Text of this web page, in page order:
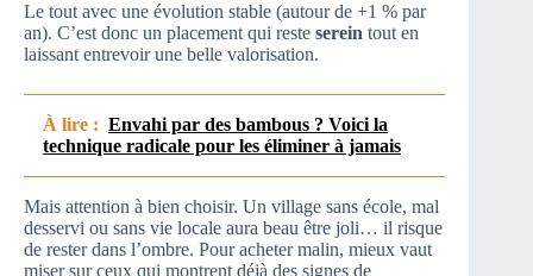
Le tout avec une évolution stable (autour de +1 % par
an). C’est donc un placement qui reste serein tout en
laissant entrevoir une belle valorisation.
À lire : Envahi par des bambous ? Voici la
technique radicale pour les éliminer à jamais
Mais attention à bien choisir. Un village sans école, mal
desservi ou sans vie locale aura beau être joli… il risque
de rester dans l’ombre. Pour acheter malin, mieux vaut
miser sur ceux qui montrent déjà des signes de